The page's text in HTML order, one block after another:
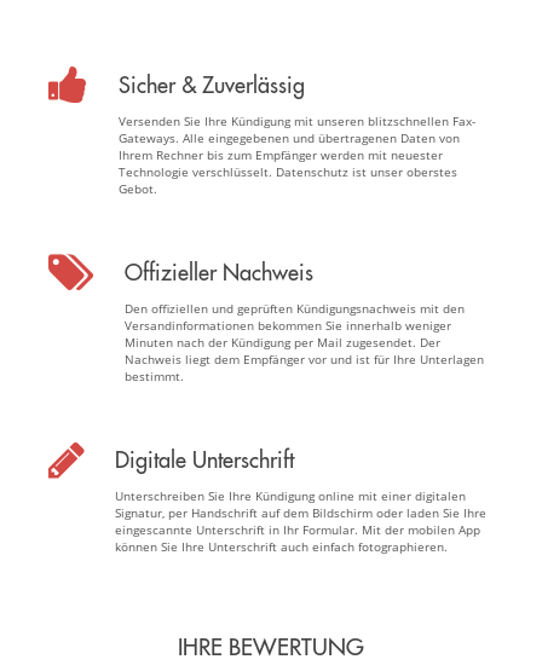
Sicher & Zuverlässig
Versenden Sie Ihre Kündigung mit unseren blitzschnellen Fax-
Gateways. Alle eingegebenen und übertragenen Daten von
Ihrem Rechner bis zum Empfänger werden mit neuester
Technologie verschlüsselt. Datenschutz ist unser oberstes
Gebot.
Offizieller Nachweis
Den offiziellen und geprüften Kündigungsnachweis mit den
Versandinformationen bekommen Sie innerhalb weniger
Minuten nach der Kündigung per Mail zugesendet. Der
Nachweis liegt dem Empfänger vor und ist für Ihre Unterlagen
bestimmt.
Digitale Unterschrift
Unterschreiben Sie Ihre Kündigung online mit einer digitalen
Signatur, per Handschrift auf dem Bildschirm oder laden Sie Ihre
eingescannte Unterschrift in Ihr Formular. Mit der mobilen App
können Sie Ihre Unterschrift auch einfach fotographieren.
IHRE BEWERTUNG